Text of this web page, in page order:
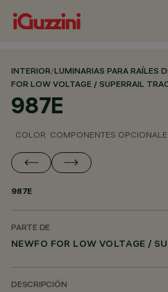
INTERIOR/LUMINARIAS PARA RAÍLES
FOR LOW VOLTAGE / SUPERRAIL
987E
COLOR COMPONENTES
987E
PARTE DE
DESCRIPCIÓN